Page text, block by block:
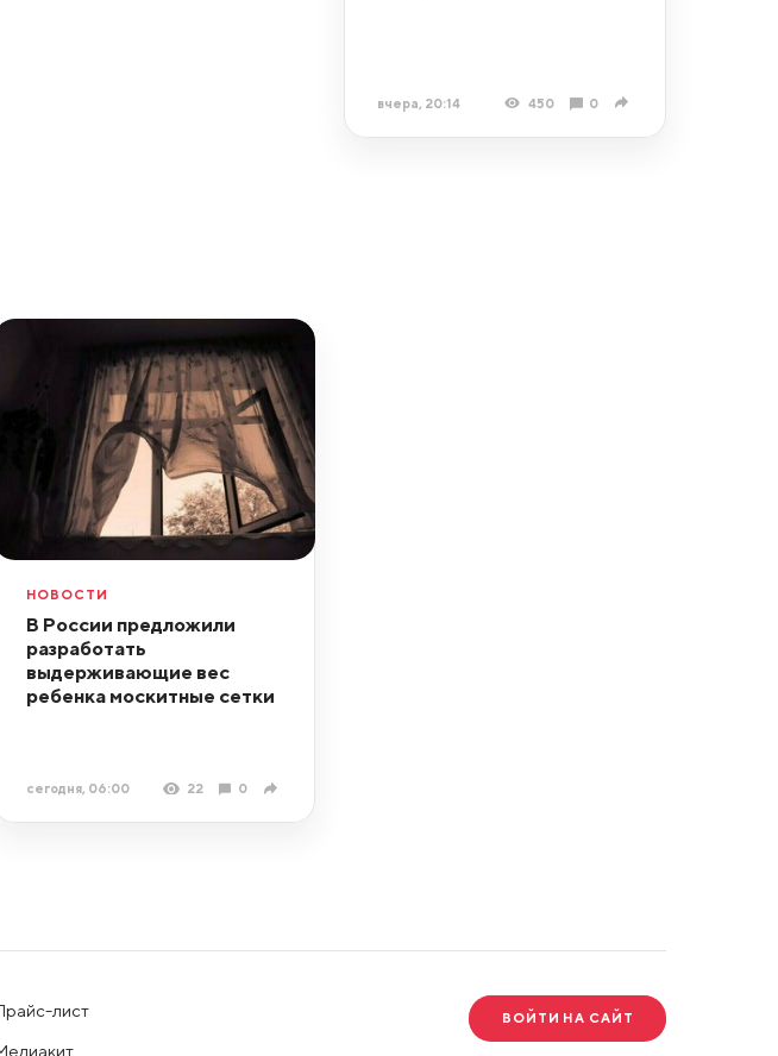
вчера, 20:14 450 0
НОВОСТИ
В России предложили
разработать
выдерживающие вес
ребенка москитные сетки
сегодня, 06:00 22 0
лист ВОЙТИ НА САЙТ